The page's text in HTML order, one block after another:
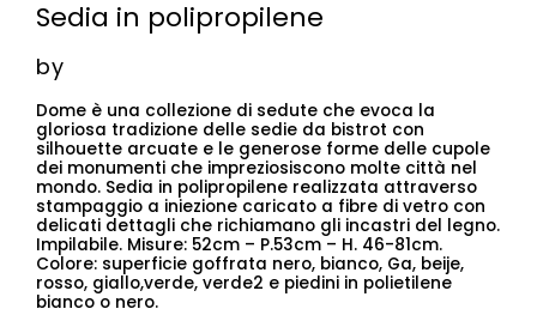
Sedia in polipropilene
by
Dome è una collezione di sedute che evoca la
gloriosa tradizione delle sedie da bistrot con
silhouette arcuate e le generose forme delle cupole
dei monumenti che impreziosiscono molte città nel
mondo. Sedia in polipropilene realizzata attraverso
stampaggio a iniezione caricato a fibre di vetro con
delicati dettagli che richiamano gli incastri del legno.
Impilabile. Misure: 52cm – P.53cm – H. 46-81cm.
Colore: superficie goffrata nero, bianco, Ga, beije,
rosso, giallo,verde, verde2 e piedini in polietilene
bianco o nero.